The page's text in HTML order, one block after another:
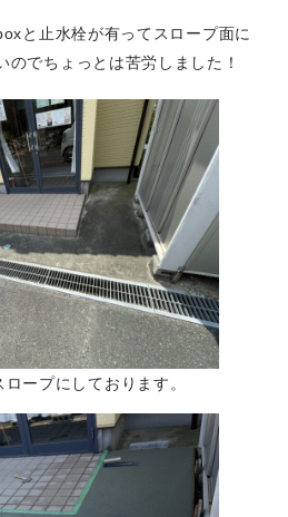
と止水栓が有ってスロープ面に
のでちょっとは苦労しました！
ープにしております。